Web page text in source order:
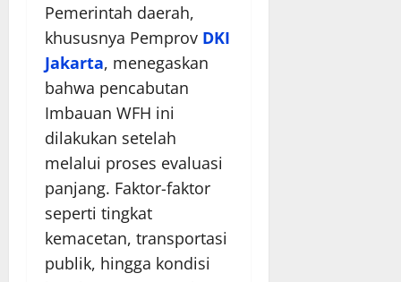
Pemerintah daerah,
khususnya Pemprov DKI
Jakarta, menegaskan
bahwa pencabutan
Imbauan WFH ini
dilakukan setelah
melalui proses evaluasi
panjang. Faktor-faktor
seperti tingkat
kemacetan, transportasi
publik, hingga kondisi